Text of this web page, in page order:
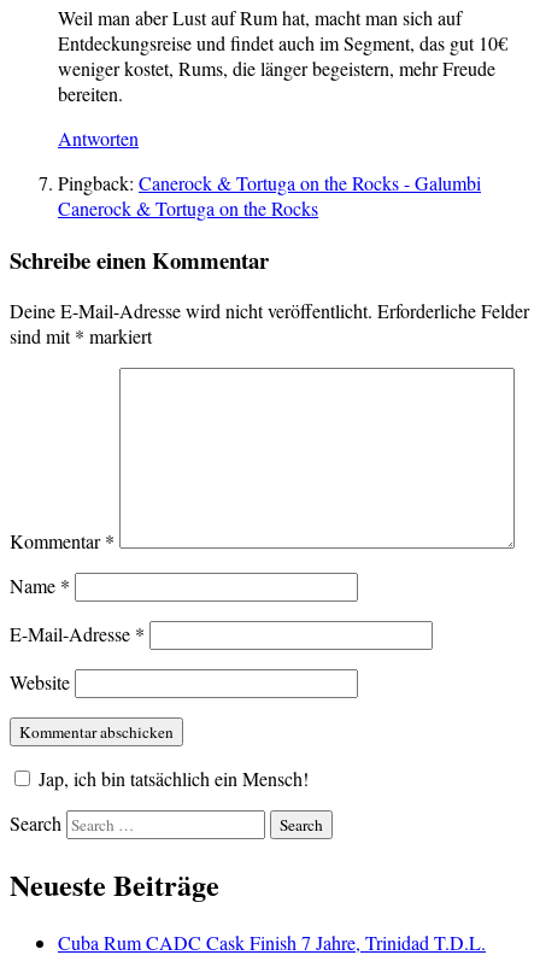
Weil man aber Lust auf Rum hat, macht man sich auf
Entdeckungsreise und findet auch im Segment, das gut 10€
weniger kostet, Rums, die länger begeistern, mehr Freude
bereiten.
Antworten
Pingback: Canerock & Tortuga on the Rocks - Galumbi
Canerock & Tortuga on the Rocks
Schreibe einen Kommentar
Deine E-Mail-Adresse wird nicht veröffentlicht. Erforderliche Felder
sind mit* markiert
Kommentar*
Name *
E-Mail-Adresse *
Website
Jap, ich bin tatsächlich ein Mensch!
Search
Neueste Beiträge
Cuba Rum CADC Cask Finish 7 Jahre, Trinidad T.D.L.